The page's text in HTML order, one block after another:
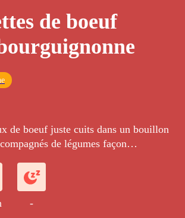
de boeuf
de boeuf juste cuits dans un bouillon
de légumes façon
-